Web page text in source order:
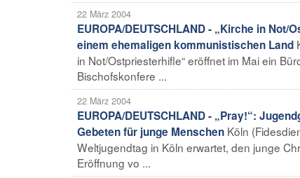
22 März 2004
EUROPA/DEUTSCHLAND - „Kirche in
einem ehemaligen kommunistischen Land
in Not/Ostpriesterhifle“ eröffnet im Mai ein
Bischofskonfere ...
22 März 2004
EUROPA/DEUTSCHLAND - „Pray!“:
Gebeten für junge Menschen Köln
Weltjugendtag in Köln erwartet, den junge
Eröffnung vo ...